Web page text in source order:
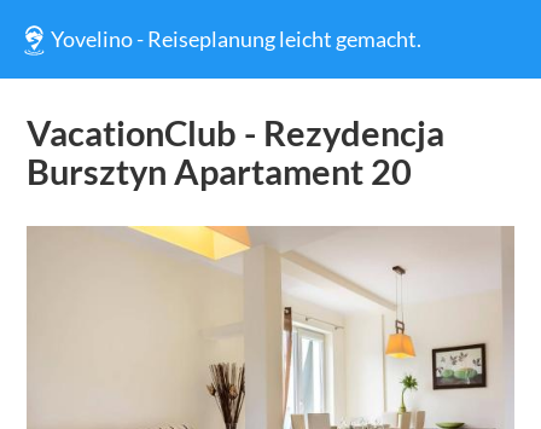
Yovelino - Reiseplanung leicht gemacht.
VacationClub - Rezydencja
Bursztyn Apartament 20